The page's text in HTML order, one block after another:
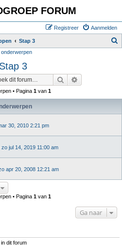
FORUM
Aanmelden
Registreer
Stap 3
Stap 3
Zoek
• Pagina 1van 1
30, 2010 2:21 pm
zo jul 14, 2019 11:00 am
apr 20, 2008 12:21 am
• Pagina 1van 1
Ga naar
dit forum